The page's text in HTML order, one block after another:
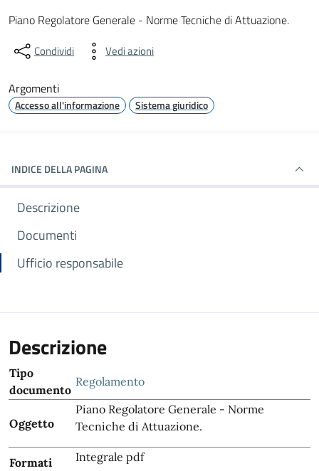
Dettagli del documento
Piano Regolatore Generale - Norme Tecniche di Attuazione.
Condividi Vedi azioni
Argomenti
Accesso all'informazione Sistema giuridico
INDICE DELLA PAGINA
Descrizione
Documenti
Ufficio responsabile
Descrizione
Tipo
documento
Regolamento
Oggetto
Piano Regolatore Generale - Norme
Tecniche di Attuazione.
Formati Integrale pdf